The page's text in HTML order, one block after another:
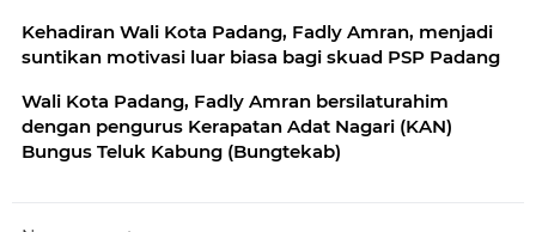
Kehadiran Wali Kota Padang, Fadly Amran, menjadi
suntikan motivasi luar biasa bagi skuad PSP Padang
Wali Kota Padang, Fadly Amran bersilaturahim
dengan pengurus Kerapatan Adat Nagari (KAN)
Bungus Teluk Kabung (Bungtekab)